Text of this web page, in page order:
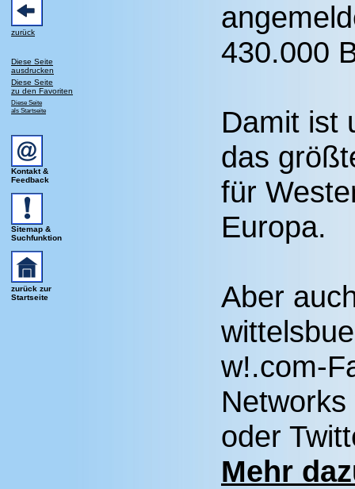
zurück
Diese Seite
ausdrucken
Diese Seite
zu den Favoriten
Diese Seite
als Startseite
Kontakt &
Feedback
Sitemap &
Suchfunktion
zurück zur
Startseite
430.000
Damit ist
das
für
Europa.
Aber
w!.com-
oder
Mehr